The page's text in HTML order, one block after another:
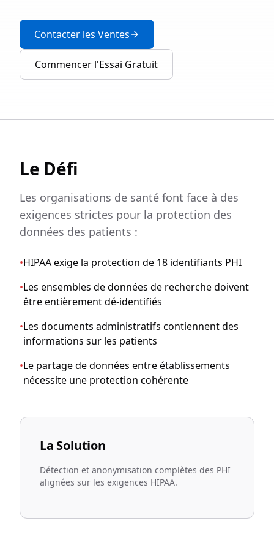
Contacter les Ventes
Commencer l'Essai Gratuit
Le Défi
Les organisations de santé font face à des
exigences strictes pour la protection des
données des patients :
•HIPAA exige la protection de 18 identifiants PHI
•Les ensembles de données de recherche doivent
être entièrement dé-identifiés
•Les documents administratifs contiennent des
informations sur les patients
•Le partage de données entre établissements
nécessite une protection cohérente
La Solution
Détection et anonymisation complètes des PHI
alignées sur les exigences HIPAA.